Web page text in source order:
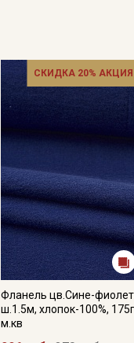
СКИДКА 20% АКЦИЯ
Фланель цв.Сине-
ш.1.5м, хлопок-100%,
м.кв